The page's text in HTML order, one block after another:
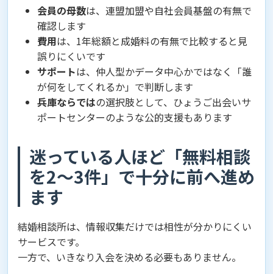
会員の母数は、連盟加盟や自社会員基盤の有無で
確認します
費用は、1年総額と成婚料の有無で比較すると見
誤りにくいです
サポートは、仲人型かデータ中心かではなく「誰
が何をしてくれるか」で判断します
兵庫ならではの選択肢として、ひょうご出会いサ
ポートセンターのような公的支援もあります
迷っている人ほど「無料相談
を2〜3件」で十分に前へ進め
ます
結婚相談所は、情報収集だけでは相性が分かりにくい
サービスです。
一方で、いきなり入会を決める必要もありません。